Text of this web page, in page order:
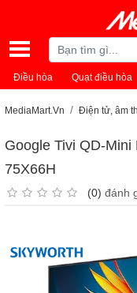
Điều hòa Quạt điều hòa
MediaMart.Vn Điện tử, âm
Google Tivi QD-
75X66H
(0) đánh